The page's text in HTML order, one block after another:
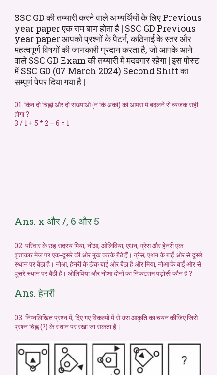
SSC GD की तय्यारी करने वाले अभ्यर्थियों के लिए Previous
year paper एक राम बाण होता है | SSC GD Previous
year paper आपको प्रश्नों के पैटर्न, कठिनाई के स्तर और
महत्वपूर्ण विषयों की जानकारी प्रदान करता है, जो आपके आने
वाले SSC GD Exam की तय्यारी में मददगार रहेगा | इस पोस्ट
में SSC GD (07 March 2024) Second Shift का
सम्पूर्ण पेपर दिया गया है |
01. किन दो चिह्नों और दो संख्याओं (न कि अंको) को आपस में बदलने से व्यंजक सही
होगा ?
3 / 1 + 5 * 2 – 6 = 1
Ans. x और /, 6 और 5
02. परिवार के छह सदस्य मिया, नोआ, ओलिविया, एथन, ग्रेस और हेनरी एक
वृत्ताकार मेज पर एक-दूसरे की ओर मुख करके बैठे हैं। ग्रेस, एथन के बाईं ओर से दूसरे
स्थान पर बैठा है। नोआ, हेनरी के ठीक बाईं ओर बैठा है और मिया, नोआ के बाईं ओर से
दूसरे स्थान पर बैठी है। ओलिविया और नोआ दोनों का निकटतम पड़ोसी कौन है ?
Ans. हेनरी
03. निम्नलिखित प्रश्न में, दिए गए विकल्पों में से उस आकृति का चयन कीजिए जिसे
प्रश्न चिह्न (?) के स्थान पर रखा जा सकता है।